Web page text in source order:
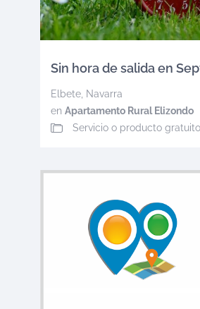
Sin hora de salida en
Elbete, Navarra
en Apartamento Rural Elizondo
Servicio o producto gratuito